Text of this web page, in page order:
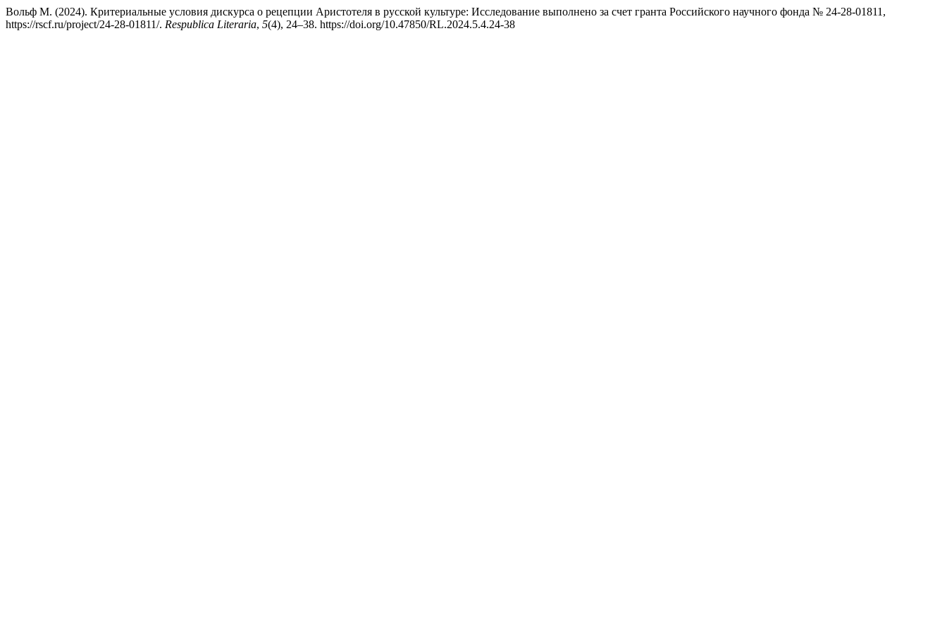
Вольф M. (2024). Критериальные условия дискурса о рецепции Аристотеля в русской культуре: Исследование выполнено за счет гранта Российского научного фонда № 24-28-01811,
https://rscf.ru/project/24-28-01811/. Respublica Literaria, 5(4), 24–38. https://doi.org/10.47850/RL.2024.5.4.24-38